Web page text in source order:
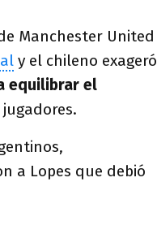
Manchester United
y el chileno exageró
equilibrar el
a Lopes que debió